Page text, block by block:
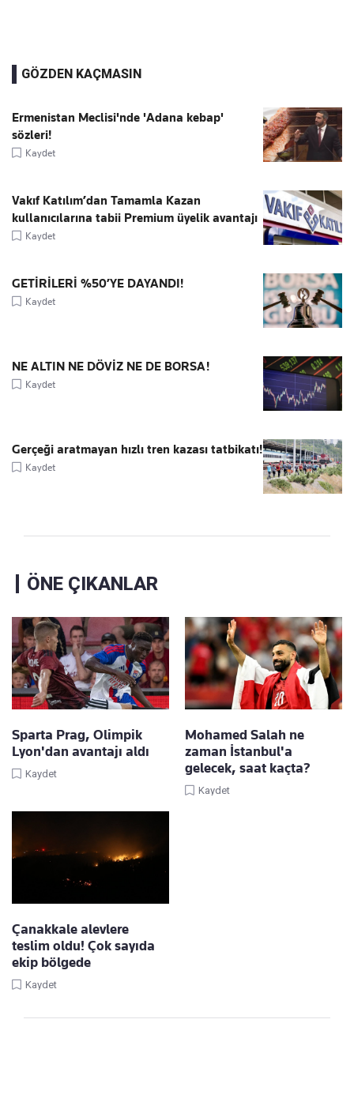
GÖZDEN KAÇMASIN
Ermenistan Meclisi'nde 'Adana kebap'
sözleri!
Kaydet
Vakıf Katılım’dan Tamamla Kazan
kullanıcılarına tabii Premium üyelik avantajı
Kaydet
GETİRİLERİ %50’YE DAYANDI!
Kaydet
NE ALTIN NE DÖVİZ NE DE BORSA!
Kaydet
Gerçeği aratmayan hızlı tren kazası tatbikatı!
Kaydet
ÖNE ÇIKANLAR
Sparta Prag, Olimpik
Lyon'dan avantajı aldı
Kaydet
Mohamed Salah ne
zaman İstanbul'a
gelecek, saat kaçta?
Kaydet
Çanakkale alevlere
teslim oldu! Çok sayıda
ekip bölgede
Kaydet